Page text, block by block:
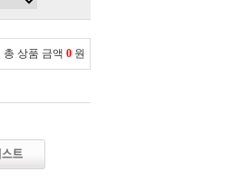
총 상품 금액 0 원